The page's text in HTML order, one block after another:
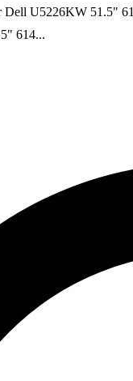
Dell U5226KW 51.5"
614...